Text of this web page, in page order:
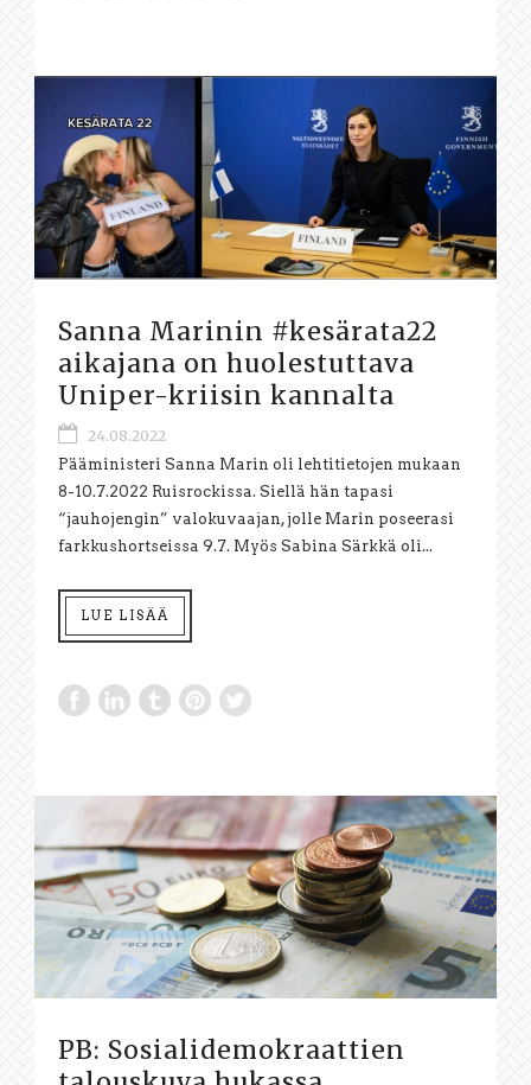
Sanna Marinin #kesärata22
aikajana on huolestuttava
Uniper-kriisin kannalta
24.08.2022
Pääministeri Sanna Marin oli lehtitietojen mukaan
8-10.7.2022 Ruisrockissa. Siellä hän tapasi
“jauhojengin” valokuvaajan, jolle Marin poseerasi
farkkushortseissa 9.7. Myös Sabina Särkkä oli...
LUE LISÄÄ
PB: Sosialidemokraattien